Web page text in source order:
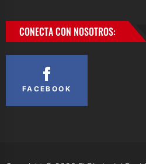
CONECTA CON NOSOTROS:
FACEBOOK